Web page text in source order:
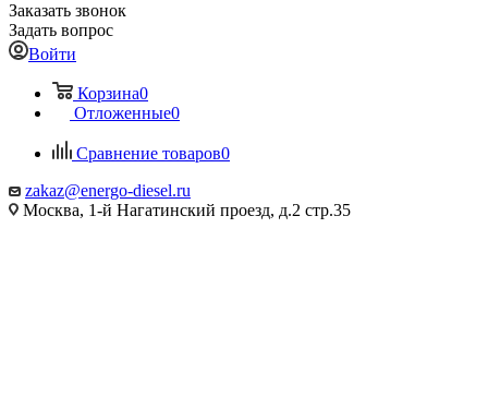
Заказать звонок
Задать вопрос
Войти
Корзина0
Отложенные0
Сравнение товаров0
zakaz@energo-diesel.ru
Москва, 1-й Нагатинский проезд, д.2 стр.35